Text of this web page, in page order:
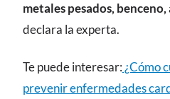
metales pesados,
declara la experta.
Te puede interesar:¿Cómo
prevenir enfermedades